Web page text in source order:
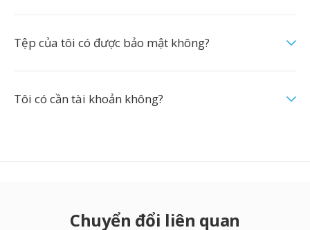
Tệp của tôi có được bảo mật không?
Tôi có cần tài khoản không?
Chuyển đổi liên quan